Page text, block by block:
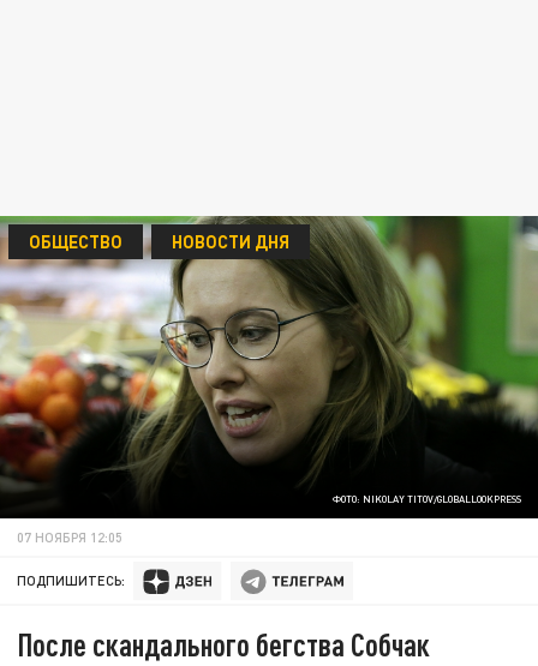
ФОТО: NIKOLAY TITOV/GLOBALLOOKPRESS
ОБЩЕСТВО НОВОСТИ ДНЯ
07 НОЯБРЯ 12:05
ПОДПИШИТЕСЬ:
После скандального бегства Собчак